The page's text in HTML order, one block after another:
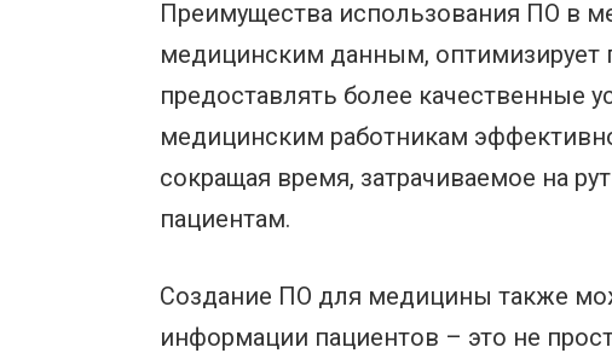
Преимущества использования ПО в
медицинским данным, оптимизирует
предоставлять более качественные
медицинским работникам
сокращая время, затрачиваемое на
пациентам.
Создание ПО для медицины также
информации пациентов – это не